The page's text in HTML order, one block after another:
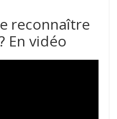
reconnaître
En vidéo